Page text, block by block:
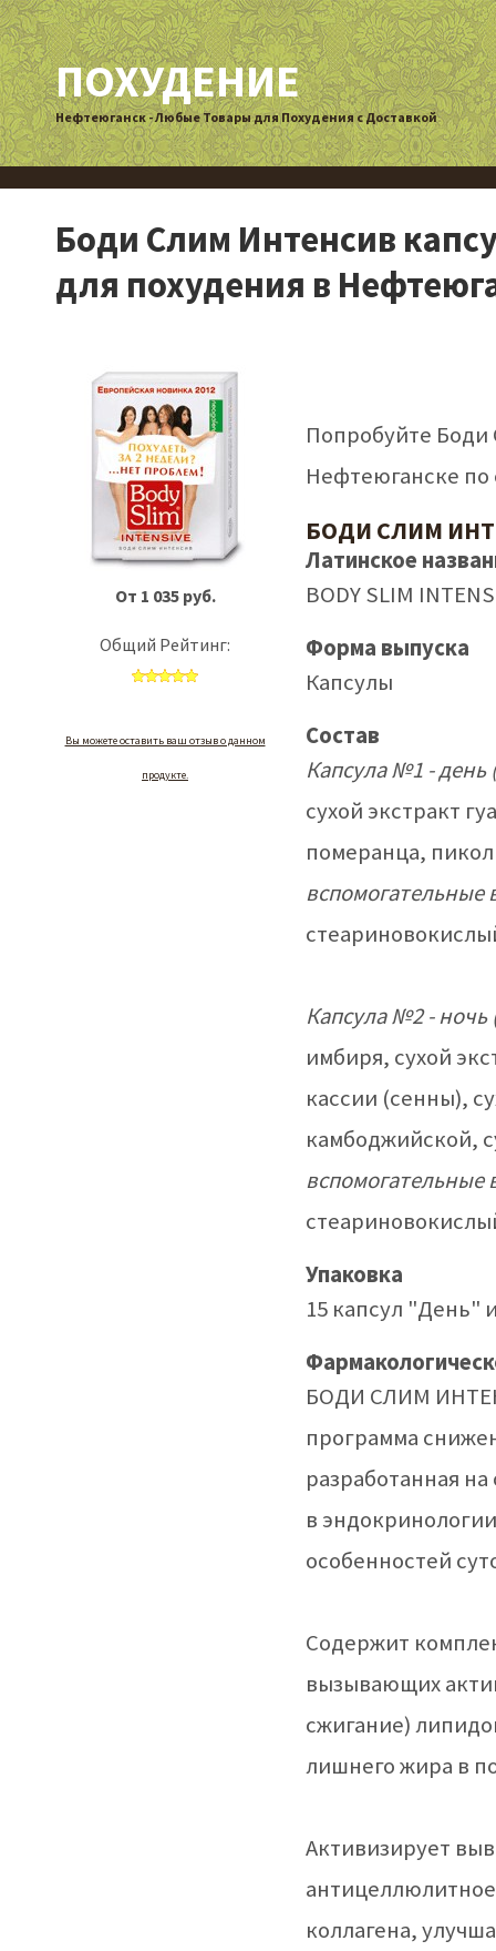
ПОХУДЕНИЕ
Нефтеюганск - Любые Товары для Похудения с Доставкой
Боди Слим Интенсив
для похудения в
От 1 035 руб.
Общий Рейтинг:
Вы можете оставить ваш отзыв о данном
продукте.
Попробуйте Боди
Нефтеюганске
БОДИ СЛИМ
Латинское
BODY SLIM
Форма выпуска
Капсулы
Состав
Капсула №1 - день
сухой экстракт
померанца,
вспомогательные
Капсула №2 - ночь
имбиря, сухой
кассии (сенны),
камбоджийской,
вспомогательные
Упаковка
15 капсул "День"
БОДИ СЛИМ
программа
разработанная
в
особенностей
Содержит
вызывающих
сжигание)
лишнего жира в
Активизирует
коллагена,